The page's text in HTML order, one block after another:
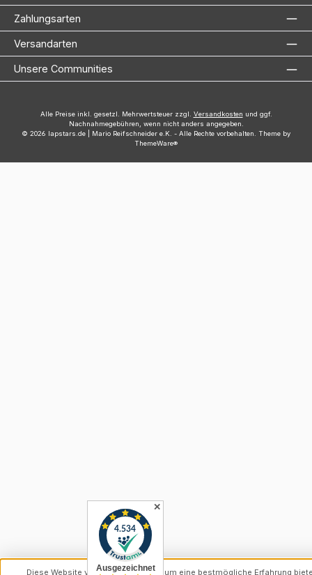
Zahlungsarten
Versandarten
Unsere Communities
Alle Preise inkl. gesetzl. Mehrwertsteuer zzgl. Versandkosten und ggf.
Nachnahmegebühren, wenn nicht anders angegeben.
© 2026 lapstars.de | Mario Reifschneider e.K. - Alle Rechte vorbehalten. Theme by
ThemeWare®
✕
Diese Website verwendet Cookies, um eine bestmögliche Erfahrung